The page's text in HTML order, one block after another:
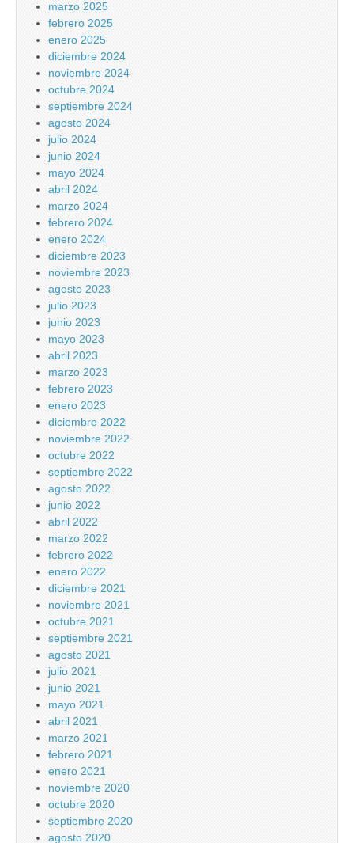
marzo 2025
febrero 2025
enero 2025
diciembre 2024
noviembre 2024
octubre 2024
septiembre 2024
agosto 2024
julio 2024
junio 2024
mayo 2024
abril 2024
marzo 2024
febrero 2024
enero 2024
diciembre 2023
noviembre 2023
agosto 2023
julio 2023
junio 2023
mayo 2023
abril 2023
marzo 2023
febrero 2023
enero 2023
diciembre 2022
noviembre 2022
octubre 2022
septiembre 2022
agosto 2022
junio 2022
abril 2022
marzo 2022
febrero 2022
enero 2022
diciembre 2021
noviembre 2021
octubre 2021
septiembre 2021
agosto 2021
julio 2021
junio 2021
mayo 2021
abril 2021
marzo 2021
febrero 2021
enero 2021
noviembre 2020
octubre 2020
septiembre 2020
agosto 2020